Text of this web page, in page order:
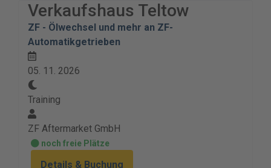
Verkaufshaus Teltow
ZF - Ölwechsel und mehr an ZF-
Automatikgetrieben
05. 11. 2026
Training
ZF Aftermarket GmbH
noch freie Plätze
Details & Buchung